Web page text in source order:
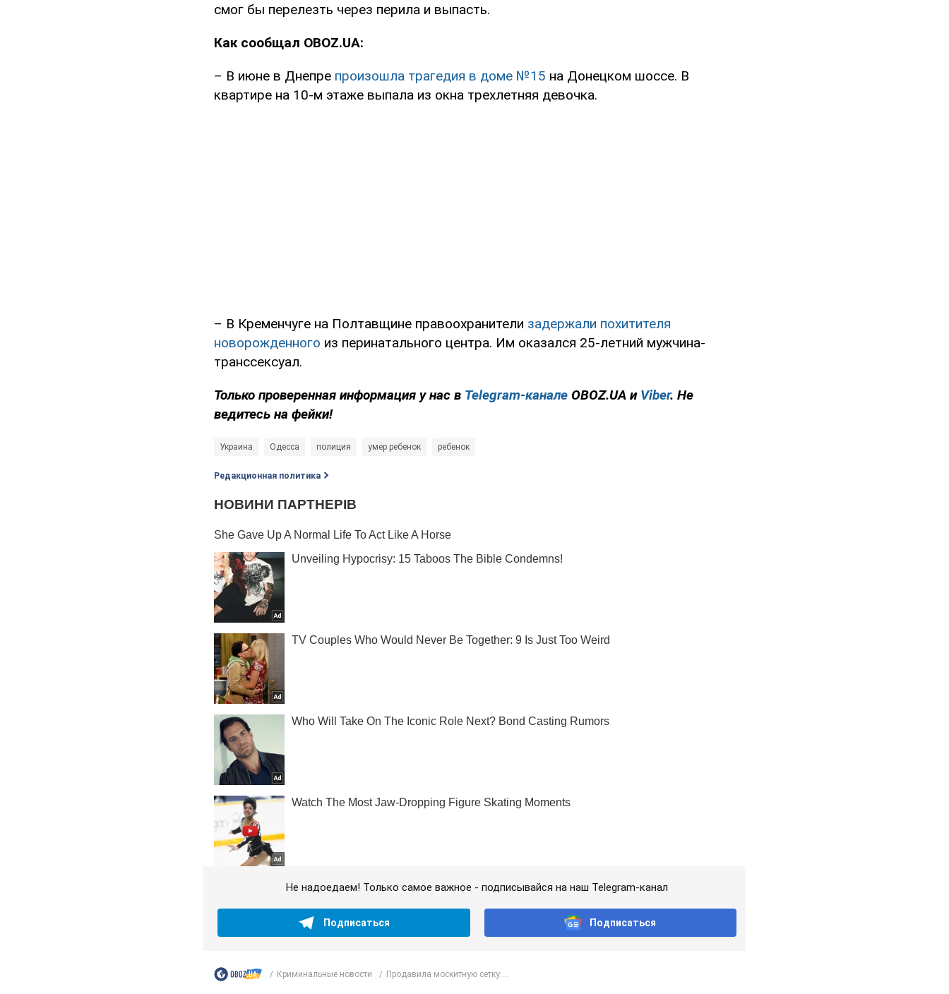
смог бы перелезть через перила и выпасть.
Как сообщал OBOZ.UA:
– В июне в Днепре произошла трагедия в доме №15 на Донецком шоссе. В
квартире на 10-м этаже выпала из окна трехлетняя девочка.
– В Кременчуге на Полтавщине правоохранители задержали похитителя
новорожденного из перинатального центра. Им оказался 25-летний мужчина-
транссексуал.
Только проверенная информация у нас в Telegram-канале OBOZ.UA и Viber. Не
ведитесь на фейки!
Украина Одесса полиция умер ребенок ребенок
Редакционная политика
Не надоедаем! Только самое важное - подписывайся на наш Telegram-канал
Подписаться Подписаться
Криминальные новости Продавила москитную сетку:...